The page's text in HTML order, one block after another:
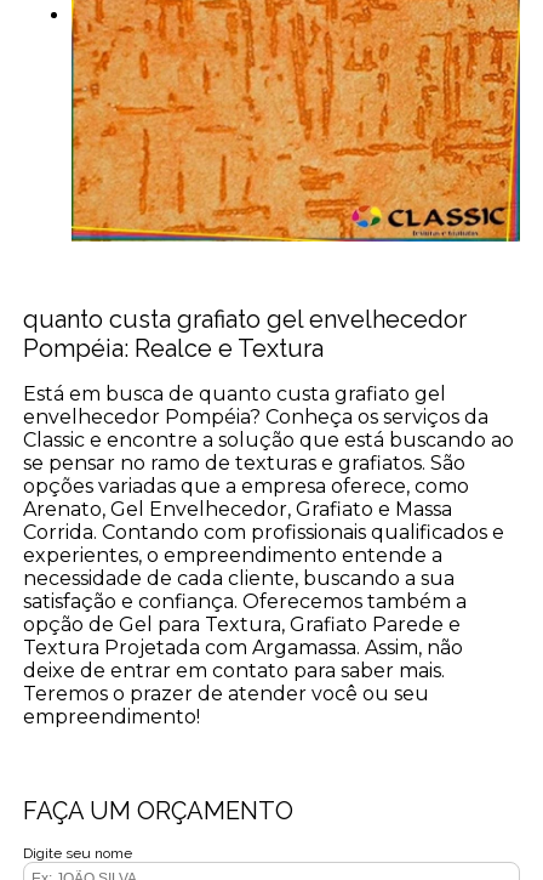
quanto custa grafiato gel envelhecedor
Pompéia: Realce e Textura
Está em busca de quanto custa grafiato gel
envelhecedor Pompéia? Conheça os serviços da
Classic e encontre a solução que está buscando ao
se pensar no ramo de texturas e grafiatos. São
opções variadas que a empresa oferece, como
Arenato, Gel Envelhecedor, Grafiato e Massa
Corrida. Contando com profissionais qualificados e
experientes, o empreendimento entende a
necessidade de cada cliente, buscando a sua
satisfação e confiança. Oferecemos também a
opção de Gel para Textura, Grafiato Parede e
Textura Projetada com Argamassa. Assim, não
deixe de entrar em contato para saber mais.
Teremos o prazer de atender você ou seu
empreendimento!
FAÇA UM ORÇAMENTO
Digite seu nome